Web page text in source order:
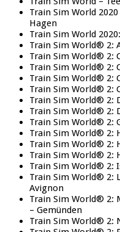
Train Sim World
Hagen
Train Sim World
Train Sim World® 2:
Train Sim World® 2:
Train Sim World® 2:
Train Sim World® 2:
Train Sim World® 2:
Train Sim World® 2:
Train Sim World® 2:
Train Sim World® 2:
Train Sim World® 2:
Train Sim World® 2:
Train Sim World® 2:
Train Sim World® 2:
Train Sim World® 2:
Avignon
Train Sim World® 2:
– Gemünden
Train Sim World® 2: